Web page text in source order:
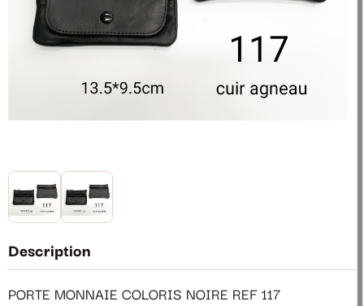
Description
PORTE MONNAIE COLORIS NOIRE REF 117